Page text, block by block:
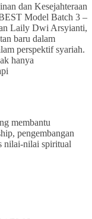
dan Kesejahteraan
Model Batch 3 –
Laily Dwi Arsyianti,
baru dalam
perspektif syariah.
hanya
membantu
pengembangan
nilai-nilai spiritual